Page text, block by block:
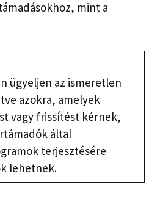
mint a
ügyeljen az ismeretlen
azokra, amelyek
vagy frissítést kérnek,
által
terjesztésére
lehetnek.